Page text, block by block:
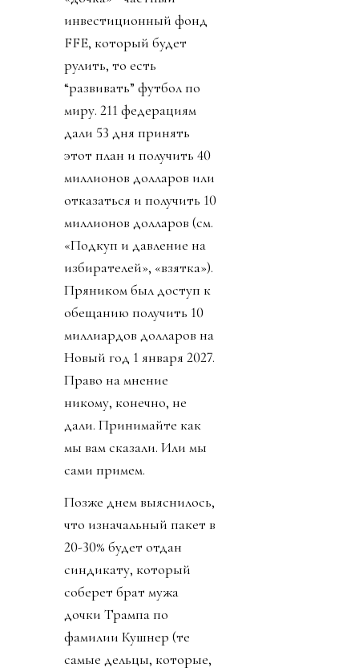
инвестиционный фонд
FFE, который будет
рулить, то есть
“развивать” футбол по
миру. 211 федерациям
дали 53 дня принять
этот план и получить 40
миллионов долларов или
отказаться и получить 10
миллионов долларов (см.
«Подкуп и давление на
избирателей», «взятка»).
Пряником был доступ к
обещанию получить 10
миллиардов долларов на
Новый год 1 января 2027.
Право на мнение
никому, конечно, не
дали. Принимайте как
мы вам сказали. Или мы
сами примем.
Позже днем выяснилось,
что изначальный пакет в
20-30% будет отдан
синдикату, который
соберет брат мужа
дочки Трампа по
фамилии Кушнер (те
самые дельцы, которые,